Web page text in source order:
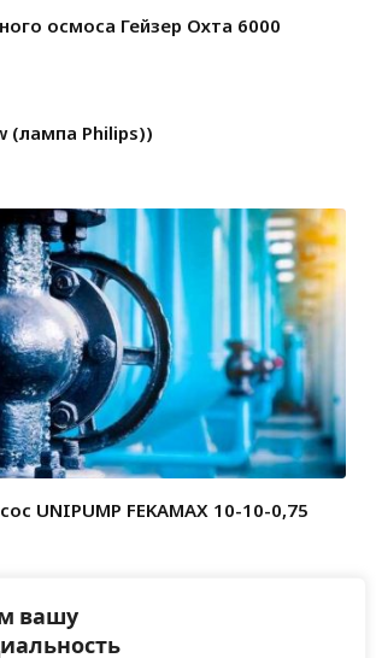
вашу
осмоса Гейзер Охта 6000
(лампа Philips))
UNIPUMP FEKAMAX 10-10-0,75